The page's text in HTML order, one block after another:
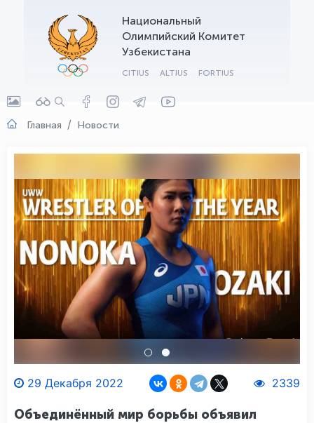
Национальный
Олимпийский Комитет
Узбекистана
CITIUS ALTIUS FORTIUS
Главная Новости
29 Декабря 2022 2339
Объединённый мир борьбы объявил
OLYMPCHIK AI - yordamchi
Онлайн · olympic.uz